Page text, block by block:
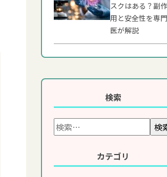
スクはある？副作
用と安全性を専門
医が解説
検索
検
カテゴリ